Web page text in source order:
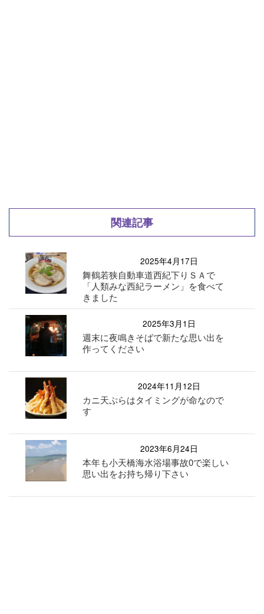
関連記事
2025年4月17日
舞鶴若狭自動車道西紀下りＳＡで
「人類みな西紀ラーメン」を食べて
きました
2025年3月1日
週末に夜鳴きそばで新たな思い出を
作ってください
2024年11月12日
カニ天ぷらはタイミングが命なので
す
2023年6月24日
本年も小天橋海水浴場事故0で楽しい
思い出をお持ち帰り下さい